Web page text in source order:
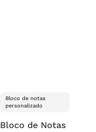
Bloco de notas
personalizado
Bloco de Notas